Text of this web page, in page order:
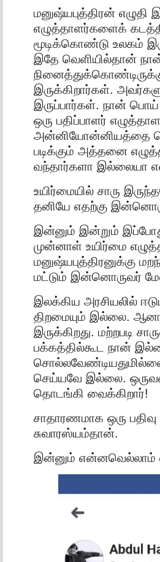
மனுஷ்யபுத்திரன்
எழுத்தாளர்களைக்
மூடிக்கொண்டு உலகம்
இதே வெளியில்தான்
இருக்கிறார்கள்.
இருப்பார்கள். நான் பொய்
ஒரு பதிப்பாளர்
அன்னியோன்னியத்தை
படிக்கும் அத்தனை
வந்தார்களா இல்லையா
உயிர்மையில் சாரு
தனியே எதற்கு
இன்னும் இன்றும்
முன்னாள் உயிர்மை
மனுஷ்யபுத்திரனுக்கு
மட்டும் இன்னொருவர்
இலக்கிய அரசியலில்
திறமையும் இல்லை.
இருக்கிறது. மற்றபடி
பக்கத்தில்கூட நான்
செய்யவே இல்லை.
தொடங்கி வைக்கிறார்!
சாதாரணமாக ஒரு
சுவாரஸ்யம்தான்.
இன்னும் என்னவெல்லாம்